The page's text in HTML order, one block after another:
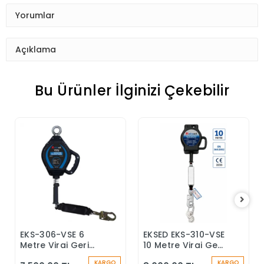
Yorumlar
Açıklama
Bu Ürünler İlginizi Çekebilir
Sepete Ekle
EKS-306-VSE 6
Metre Viraj Geri
Sepete Ekle
EKSED EKS-310-VSE
10 Metre Viraj Geri